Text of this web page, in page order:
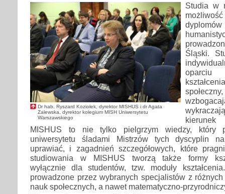
Dr hab. Ryszard Koziołek, dyrektor MISHUS i dr Agata
Zalewska, dyrektor kolegium MISH Uniwersytetu
Warszawskiego
Studia w
Śląski.
MISHUS to nie tylko pielgrzym wiedzy, który
uniwersytetu śladami Mistrzów tych dyscyplin
uprawiać, i zagadnień szczegółowych, które
studiowania w MISHUS tworzą także formy
wyłącznie dla studentów, tzw. moduły
prowadzone przez wybranych specjalistów z
nauk społecznych, a nawet matematyczno-